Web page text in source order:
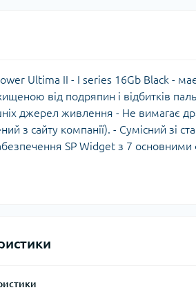
Ultima II - I series 16Gb Black -
від подряпин і відбитків
джерел живлення - Не вимагає
з сайту компанії). - Сумісний зі
SP Widget з 7 основними